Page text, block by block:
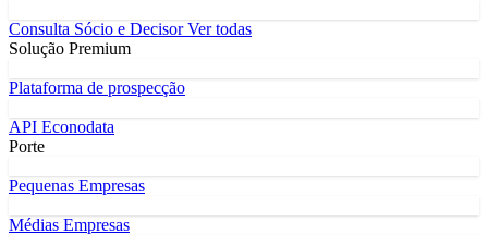
Consulta Sócio e DecisorVer todas
Solução Premium
Plataforma de prospecção
API Econodata
Porte
Pequenas Empresas
Médias Empresas